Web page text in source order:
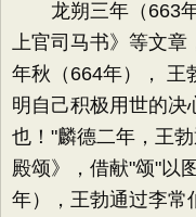
龙朔三年（663年
上官司马书》等文章
年秋（664年）， 王
明自己积极用世的决
也！"麟德二年，王
殿颂》，借献"颂"以
年），王勃通过李常